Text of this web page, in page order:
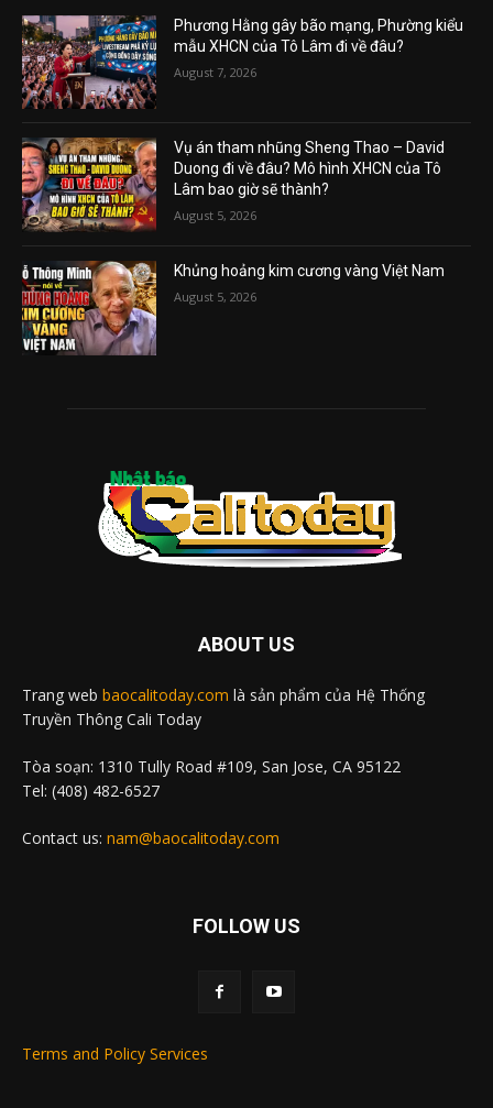
Phương Hằng gây bão mạng, Phường kiểu
mẫu XHCN của Tô Lâm đi về đâu?
August 7, 2026
Vụ án tham nhũng Sheng Thao – David
Duong đi về đâu? Mô hình XHCN của Tô
Lâm bao giờ sẽ thành?
August 5, 2026
Khủng hoảng kim cương vàng Việt Nam
August 5, 2026
ABOUT US
Trang web baocalitoday.com là sản phẩm của Hệ Thống
Truyền Thông Cali Today
Tòa soạn: 1310 Tully Road #109, San Jose, CA 95122
Tel: (408) 482-6527
Contact us: nam@baocalitoday.com
FOLLOW US
Terms and Policy Services